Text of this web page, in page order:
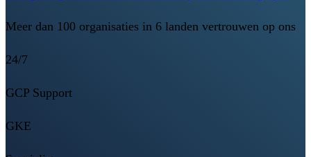
Meer dan 100 organisaties in 6 landen vertrouwen op ons
24/7
GCP Support
GKE